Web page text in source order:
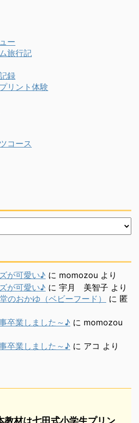
ー
旅行記
録
リント体験
コース
が可愛い♪ に momozou より
が可愛い♪ に 宇月 美智子 より
のおかゆ（ベビーフード）
に 匿
卒業しました～♪ に momozou
卒業しました～♪ に アコ より
教材は七田式小学生プリン